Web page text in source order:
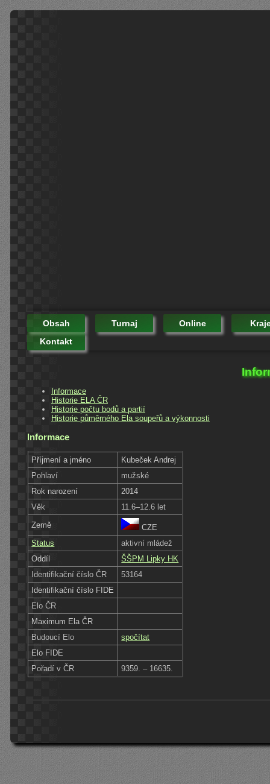
Obsah Turnaj Online
Kontakt
Informace
Historie ELA ČR
Historie počtu bodů a partií
Historie půměrného Ela soupeřů a výkonnosti
Informace
Příjmení a jméno
Kubeček Andrej
Pohlaví
mužské
Rok narození
2014
Věk
11.6–12.6 let
Země
CZE
Status
aktivní mládež
Oddíl
ŠŠPM Lipky HK
Identifikační číslo ČR
53164
Identifikační číslo FIDE
Elo ČR
Maximum Ela ČR
Budoucí Elo
spočítat
Elo FIDE
Pořadí v ČR
9359. – 16635.